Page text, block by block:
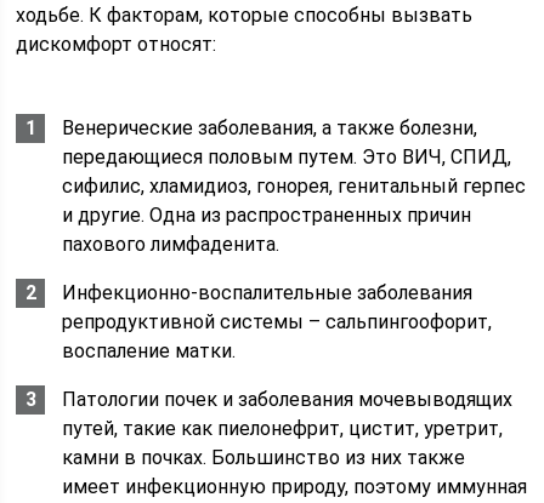
ходьбе. К факторам, которые способны вызвать
дискомфорт относят:
Венерические заболевания, а также болезни,
передающиеся половым путем. Это ВИЧ, СПИД,
сифилис, хламидиоз, гонорея, генитальный герпес
и другие. Одна из распространенных причин
пахового лимфаденита.
Инфекционно-воспалительные заболевания
репродуктивной системы – сальпингоофорит,
воспаление матки.
Патологии почек и заболевания мочевыводящих
путей, такие как пиелонефрит, цистит, уретрит,
камни в почках. Большинство из них также
имеет инфекционную природу, поэтому иммунная